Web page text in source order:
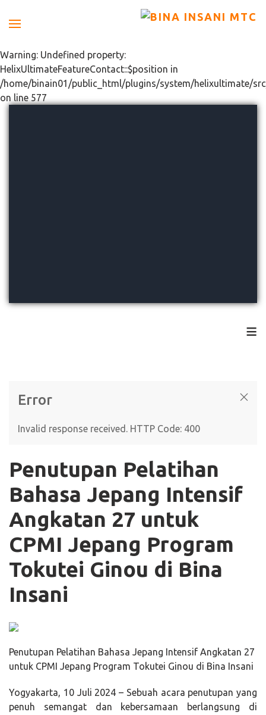
Warning: Undefined property:
HelixUltimateFeatureContact::$position in
/home/binain01/public_html/plugins/system/helixultimate/
on line 577
≡
Error
Invalid response received. HTTP Code: 400
Penutupan Pelatihan
Bahasa Jepang Intensif
Angkatan 27 untuk
CPMI Jepang Program
Tokutei Ginou di Bina
Insani
Penutupan Pelatihan Bahasa Jepang Intensif Angkatan 27
untuk CPMI Jepang Program Tokutei Ginou di Bina Insani
Yogyakarta, 10 Juli 2024 – Sebuah acara penutupan yang
penuh semangat dan kebersamaan berlangsung di